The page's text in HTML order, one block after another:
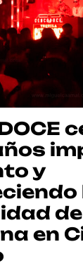
y
en